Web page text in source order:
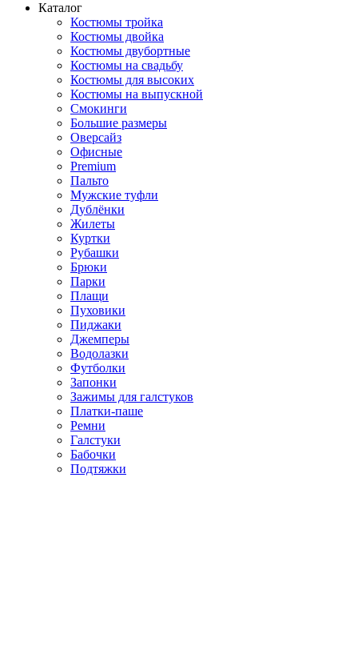
Каталог
Костюмы тройка
Костюмы двойка
Костюмы двубортные
Костюмы на свадьбу
Костюмы для высоких
Костюмы на выпускной
Смокинги
Большие размеры
Оверсайз
Офисные
Premium
Пальто
Мужские туфли
Дублёнки
Жилеты
Куртки
Рубашки
Брюки
Парки
Плащи
Пуховики
Пиджаки
Джемперы
Водолазки
Футболки
Запонки
Зажимы для галстуков
Платки-паше
Ремни
Галстуки
Бабочки
Подтяжки